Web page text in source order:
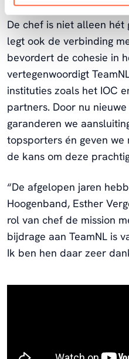
“De functie van chef de
De chef is niet alleen hét
legt ook de verbinding
bevordert de cohesie in
vertegenwoordigt
instituties zoals het IOC
partners. Door nu
garanderen we
topsporters én geven
de kans om deze
“De afgelopen jaren
Hoogenband, Esther
rol van chef de mission
bijdrage aan TeamNL is
Ik ben hen daar zeer